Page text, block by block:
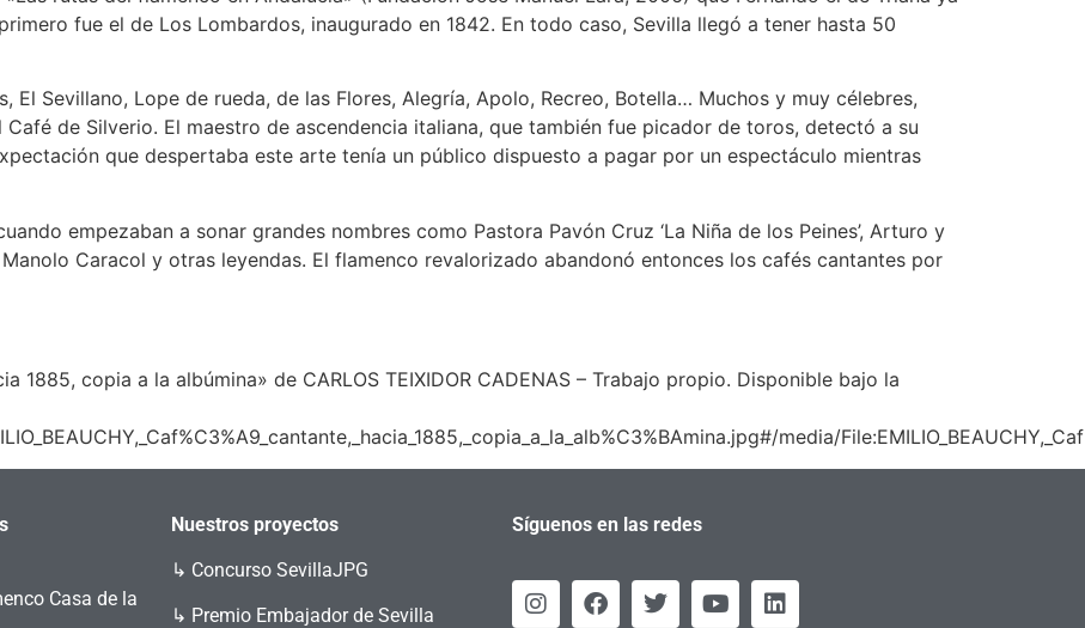
fue el de Los Lombardos, inaugurado en 1842. En todo caso, Sevilla llegó a tener hasta 50
El Sevillano, Lope de rueda, de las Flores, Alegría, Apolo, Recreo, Botella… Muchos y muy célebres,
de Silverio. El maestro de ascendencia italiana, que también fue picador de toros, detectó a su
que despertaba este arte tenía un público dispuesto a pagar por un espectáculo mientras
empezaban a sonar grandes nombres como Pastora Pavón Cruz ‘La Niña de los Peines’, Arturo y
Caracol y otras leyendas. El flamenco revalorizado abandonó entonces los cafés cantantes por
1885, copia a la albúmina» de CARLOS TEIXIDOR CADENAS – Trabajo propio. Disponible bajo la
media/
Casa de la
Nuestros proyectos
↳ Concurso SevillaJPG
↳ Premio Embajador de Sevilla
Síguenos en las redes